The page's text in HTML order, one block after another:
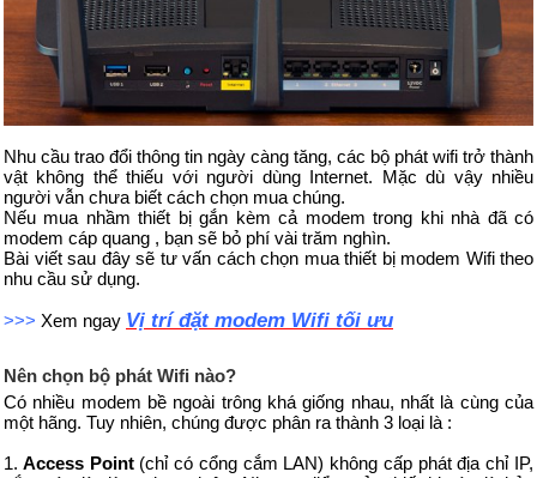
Nhu cầu trao đổi thông tin ngày càng tăng, các bộ phát wifi trở thành
vật không thể thiếu với người dùng Internet. Mặc dù vậy nhiều
người vẫn chưa biết cách chọn mua chúng.
Nếu mua nhầm thiết bị gắn kèm cả modem trong khi nhà đã có
modem cáp quang , bạn sẽ bỏ phí vài trăm nghìn.
Bài viết sau đây sẽ tư vấn cách chọn mua thiết bị modem Wifi theo
nhu cầu sử dụng.
>>> Xem ngay Vị trí đặt modem Wifi tối ưu
Nên chọn bộ phát Wifi nào?
Có nhiều modem bề ngoài trông khá giống nhau, nhất là cùng của
một hãng. Tuy nhiên, chúng được phân ra thành 3 loại là :
1. Access Point(chỉ có cổng cắm LAN) không cấp phát địa chỉ IP,